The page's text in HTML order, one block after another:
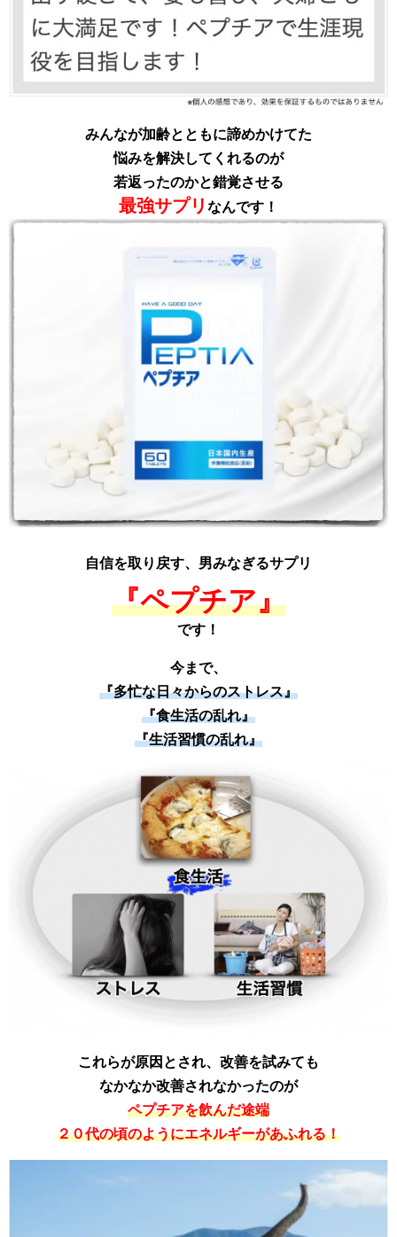
みんなが加齢とともに諦めかけてた
悩みを解決してくれるのが
若返ったのかと錯覚させる
最強サプリ なんです！
自信を取り戻す、男みなぎるサプリ
『ペプチア』
です！
今まで、
『多忙な日々からのストレス』
『食生活の乱れ』
『生活習慣の乱れ』
これらが原因とされ、改善を試みても
なかなか改善されなかったのが
ペプチアを飲んだ途端
２０代の頃のようにエネルギーがあふれる！